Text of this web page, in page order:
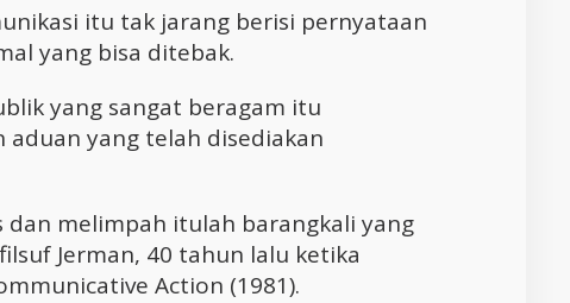
itu tak jarang berisi pernyataan
yang bisa ditebak.
yang sangat beragam itu
yang telah disediakan
dan melimpah itulah barangkali yang
Jerman, 40 tahun lalu ketika
Action (1981).